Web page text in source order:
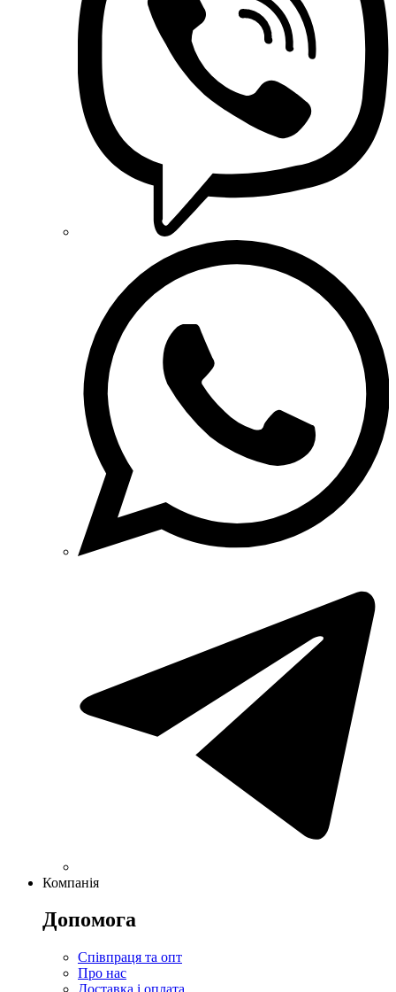
Компанія
Допомога
Співпраця та опт
Про нас